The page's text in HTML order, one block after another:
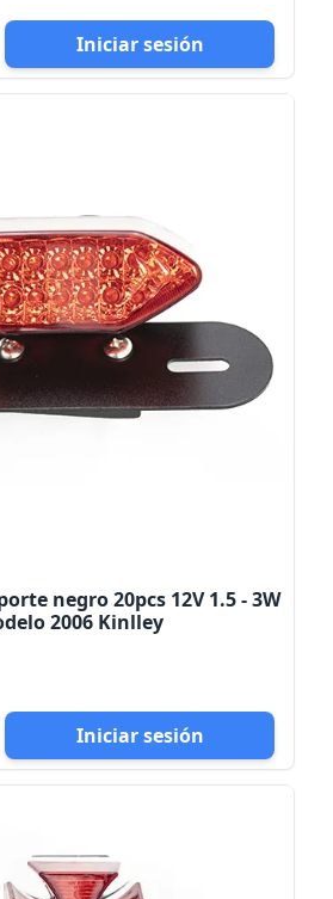
Iniciar sesión
negro 20pcs 12V 1.5 - 3W
2006 Kinlley
Iniciar sesión